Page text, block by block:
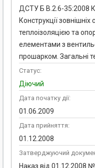
ДСТУ Б В.2.6-35:2008
Конструкції зовнішніх
теплоізоляцією та
елементами з
прошарком. Загальні
Статус:
Діючий
Дата початку дії:
01.06.2009
Дата прийняття:
01.12.2008
Затверджуючий
Наказ від 01.12.2008